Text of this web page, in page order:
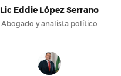
Lic Eddie López Serrano
Abogado y analista político